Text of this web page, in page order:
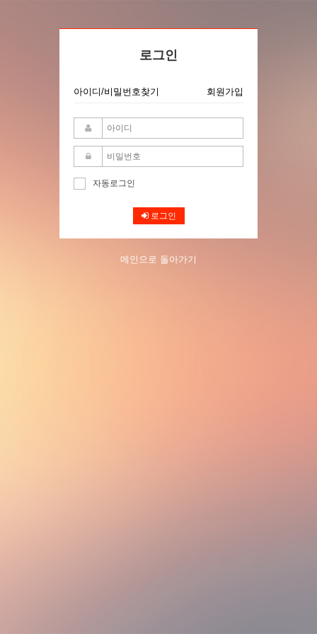
로그인
아이디/비밀번호찾기 회원가입
자동로그인
로그인
메인으로 돌아가기